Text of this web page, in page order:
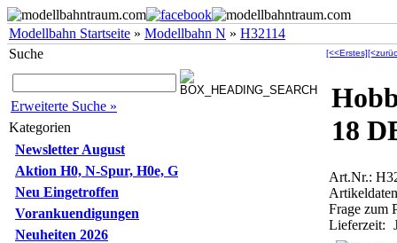
Modellbahn Startseite » Modellbahn N » H32114
Suche
Erweiterte Suche »
Kategorien
Newsletter August
Aktion H0, N-Spur, H0e, G
Neu Eingetroffen
Vorankuendigungen
Neuheiten 2026
[<<Erstes]
18
Art.Nr.:
Frage zum
Lieferzeit: